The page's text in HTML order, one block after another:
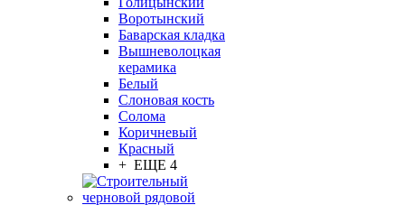
Воротынский
Баварская кладка
Вышневолоцкая
керамика
Белый
Слоновая кость
Солома
Коричневый
Красный
+ ЕЩЕ 4